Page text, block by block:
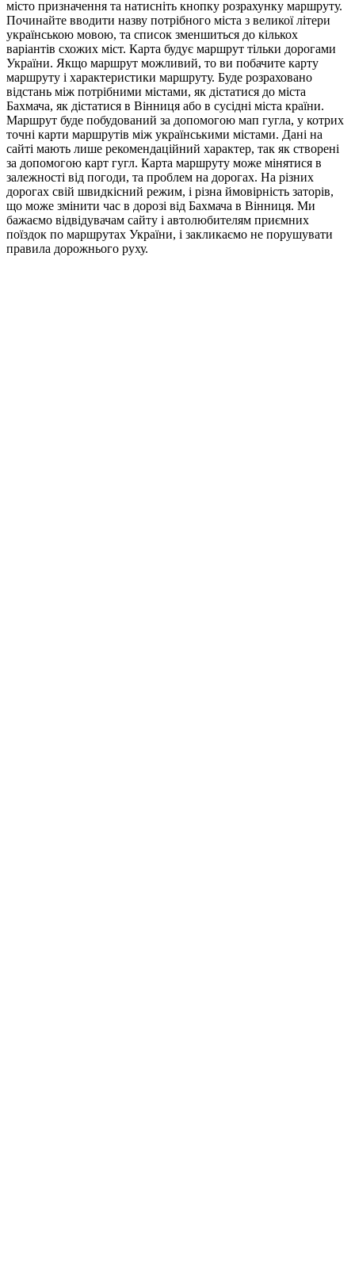
місто призначення та натисніть кнопку розрахунку маршруту.
Починайте вводити назву потрібного міста з великої літери
українською мовою, та список зменшиться до кількох
варіантів схожих міст. Карта будує маршрут тільки дорогами
України. Якщо маршрут можливий, то ви побачите карту
маршруту і характеристики маршруту. Буде розраховано
відстань між потрібними містами, як дістатися до міста
Бахмача, як дістатися в Вінниця або в сусідні міста країни.
Маршрут буде побудований за допомогою мап гугла, у котрих
точні карти маршрутів між українськими містами. Дані на
сайті мають лише рекомендаційний характер, так як створені
за допомогою карт гугл. Карта маршруту може мінятися в
залежності від погоди, та проблем на дорогах. На різних
дорогах свій швидкісний режим, і різна ймовірність заторів,
що може змінити час в дорозі від Бахмача в Вінниця. Ми
бажаємо відвідувачам сайту і автолюбителям приємних
поїздок по маршрутах України, і закликаємо не порушувати
правила дорожнього руху.